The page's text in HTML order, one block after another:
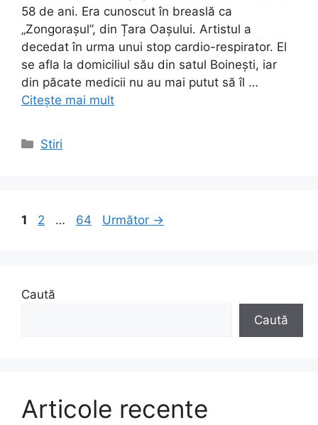
58 de ani. Era cunoscut în breaslă ca
„Zongorașul”, din Țara Oașului. Artistul a
decedat în urma unui stop cardio-respirator. El
se afla la domiciliul său din satul Boinești, iar
din păcate medicii nu au mai putut să îl …
Citește mai mult
Categorii
Stiri
Pagina
1 Pagina
2 … Pagina
64 Următor →
Caută
Caută
Articole recente